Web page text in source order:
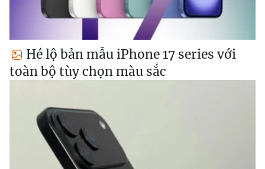
Hé lộ bản mẫu iPhone 17 series với
toàn bộ tùy chọn màu sắc